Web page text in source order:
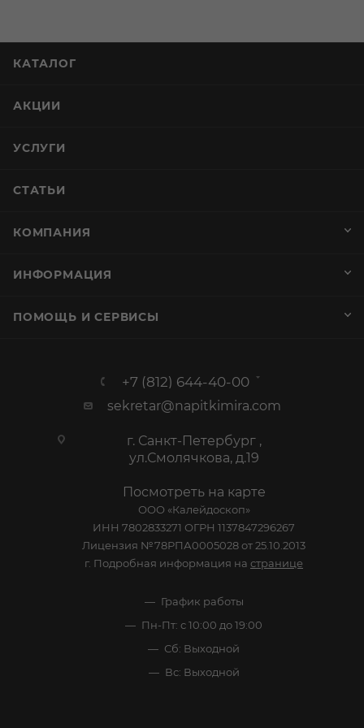
КАТАЛОГ
АКЦИИ
УСЛУГИ
СТАТЬИ
КОМПАНИЯ
ИНФОРМАЦИЯ
ПОМОЩЬ И СЕРВИСЫ
+7 (812) 644-40-00
sekretar@napitkimira.com
г. Санкт-Петербург ,
ул.Смолячкова, д.19
Посмотреть на карте
ООО «Калейдоскоп»
ИНН 7802833271 ОГРН 1137847296267
Лицензия №78РПА0005028 от 25.10.2013
г. Подробная информация на странице
График работы
Пн-Пт: с 10:00 до 19:00
Сб: Выходной
Вс: Выходной